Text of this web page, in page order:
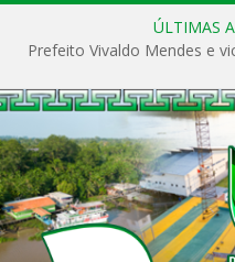
ÚLTIMAS